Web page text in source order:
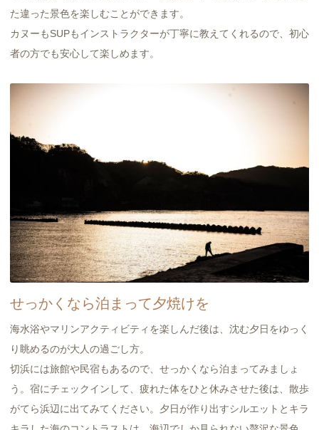
た違った景色を楽しむことができます。
カヌーもSUPもインストラクターが丁寧に教えてくれるので、初心
者の方でも安心して楽しめます。
せっかくなら泊まって夕焼けを
海水浴やマリンアクティビティを楽しんだ後は、沈む夕日をゆっく
り眺めるのが大人の過ごし方。
切浜には旅館や民宿もあるので、せっかくなら泊まってみましょ
う。宿にチェックインして、疲れた体をひと休みさせた後は、散歩
がてら浜辺に出てみてください。夕日が作り出すシルエットとキラ